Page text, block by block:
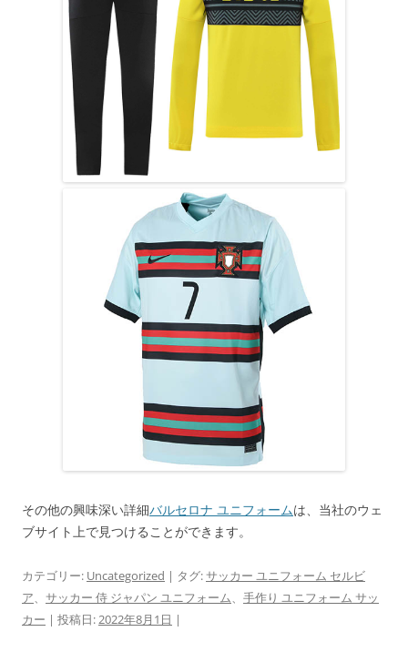
その他の興味深い詳細バルセロナ ユニフォームは、当社のウェ
ブサイト上で見つけることができます。
カテゴリー: Uncategorized | タグ:サッカー ユニフォーム セルビ
ア、 サッカー 侍 ジャパン ユニフォーム、 手作り ユニフォーム サッ
カー | 投稿日:2022年8月1日 |